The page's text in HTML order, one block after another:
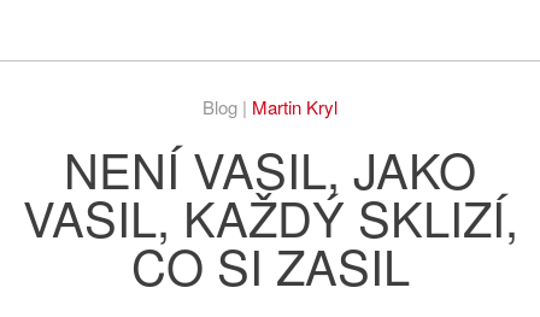
Blog | Martin Kryl
NENÍ VASIL, JAKO
VASIL, KAŽDÝ SKLIZÍ,
CO SI ZASIL